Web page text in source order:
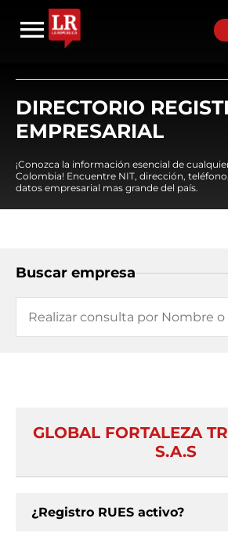
DIRECTORIO
EMPRESARIAL
¡Conozca la información esencial de
Colombia! Encuentre NIT, dirección,
datos empresarial mas grande del país.
Buscar empresa
GLOBAL FORTALEZA
S.A.S
¿Registro RUES activo?